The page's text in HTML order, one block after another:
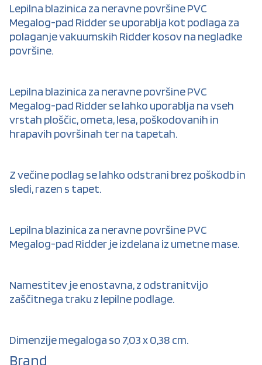
Lepilna blazinica za neravne površine PVC
Megalog-pad Ridder se uporablja kot podlaga za
polaganje vakuumskih Ridder kosov na negladke
površine.
Lepilna blazinica za neravne površine PVC
Megalog-pad Ridder se lahko uporablja na vseh
vrstah ploščic, ometa, lesa, poškodovanih in
hrapavih površinah ter na tapetah.
Z večine podlag se lahko odstrani brez poškodb in
sledi, razen s tapet.
Lepilna blazinica za neravne površine PVC
Megalog-pad Ridder je izdelana iz umetne mase.
Namestitev je enostavna, z odstranitvijo
zaščitnega traku z lepilne podlage.
Dimenzije megaloga so 7,03 x 0,38 cm.
Brand